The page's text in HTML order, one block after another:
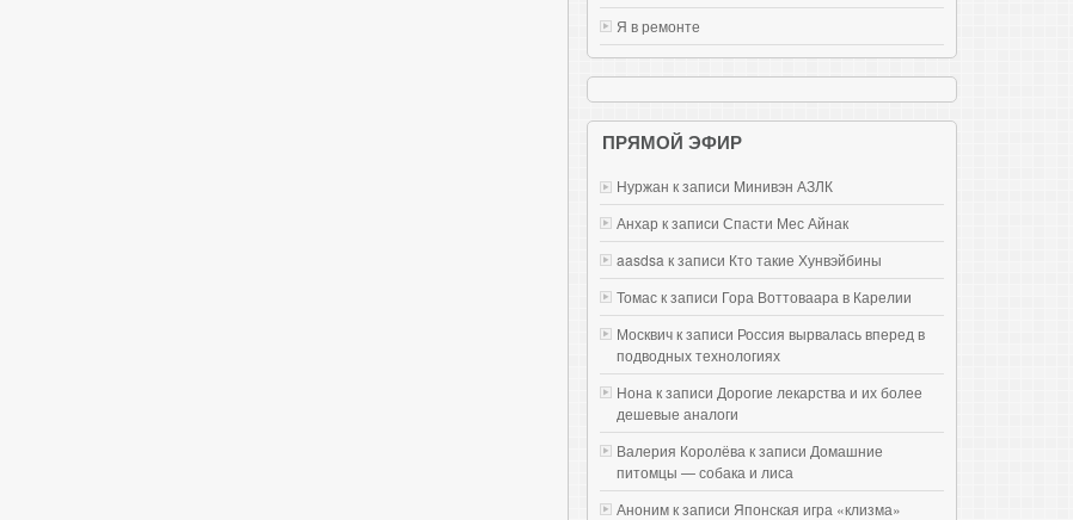
Я в ремонте
ПРЯМОЙ ЭФИР
Нуржан к записи Mинивэн АЗЛК
Анхар к записи Спасти Мес Айнак
aasdsa к записи Кто такие Хунвэйбины
Томас к записи Гора Воттоваара в Карелии
Москвич к записи Россия вырвалась вперед в
подводных технологиях
Нона к записи Дорогие лекарства и их более
дешевые аналоги
Валерия Королёва к записи Домашние
питомцы — собака и лиса
Аноним к записи Японская игра «клизма»